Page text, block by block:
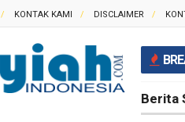
KONTAK KAMI DISCLAIMER
Berita